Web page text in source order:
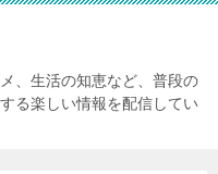
、生活の知恵など、普段の
る楽しい情報を配信してい